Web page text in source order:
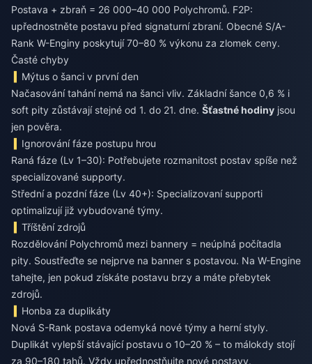
Postava + zbraň = 26 000–40 000 Polychromů. F2P:
upřednostněte postavu před signaturní zbraní. Obecné S/A-
Rank W-Enginy poskytují 70–80 % výkonu za zlomek ceny.
Časté chyby
Mýtus o šanci v první den
Načasování tahání nemá na šanci vliv. Základní šance 0,6 % i
soft pity zůstávají stejné od 1. do 21. dne. Šťastné hodiny jsou
jen pověra.
Ignorování fáze postupu hrou
Raná fáze (Lv 1–30): Potřebujete rozmanitost postav spíše než
specializované supporty.
Střední a pozdní fáze (Lv 40+): Specializovaní supporti
optimalizují již vybudované týmy.
Tříštění zdrojů
Rozdělování Polychromů mezi bannery = neúplná počítadla
pity. Soustřeďte se nejprve na banner s postavou. Na W-Engine
tahejte, jen pokud získáte postavu brzy a máte přebytek
zdrojů.
Honba za duplikáty
Nová S-Rank postava odemyká nové týmy a herní styly.
Duplikát vylepší stávající postavu o 10–20 % – to málokdy stojí
za 90–180 tahů. Vždy upřednostňujte nové postavy.